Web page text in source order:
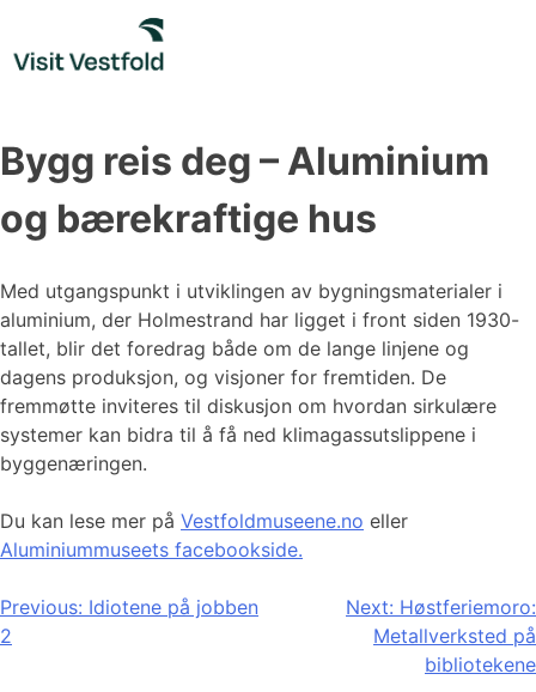
content
Bygg reis deg – Aluminium
og bærekraftige hus
Med utgangspunkt i utviklingen av bygningsmaterialer i
aluminium, der Holmestrand har ligget i front siden 1930-
tallet, blir det foredrag både om de lange linjene og
dagens produksjon, og visjoner for fremtiden. De
fremmøtte inviteres til diskusjon om hvordan sirkulære
systemer kan bidra til å få ned klimagassutslippene i
byggenæringen.
Du kan lese mer på Vestfoldmuseene.no eller
Aluminiummuseets facebookside.
Innleggsnavigasjon
Previous: Idiotene på jobben
2
Next: Høstferiemoro:
Metallverksted på
bibliotekene